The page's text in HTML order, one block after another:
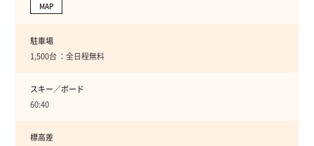
MAP
駐車場
1,500台 ：全日程無料
スキー／ボード
60:40
標高差